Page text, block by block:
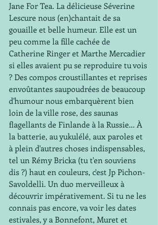
Jane For Tea. La délicieuse Séverine
Lescure nous (en)chantait de sa
gouaille et belle humeur. Elle est un
peu comme la fille cachée de
Catherine Ringer et Marthe Mercadier
si elles avaient pu se reproduire tu vois
? Des compos croustillantes et reprises
envoûtantes saupoudrées de beaucoup
d'humour nous embarquèrent bien
loin de la ville rose, des saunas
flagellants de Finlande à la Russie... À
la batterie, au yukulélé, aux paroles et
à plein d'autres choses indispensables,
tel un Rémy Bricka (tu t'en souviens
dis ?) haut en couleurs, c'est Jp Pichon-
Savoldelli. Un duo merveilleux à
découvrir impérativement. Si tu ne les
connais pas encore, va voir les dates
estivales, y a Bonnefont, Muret et